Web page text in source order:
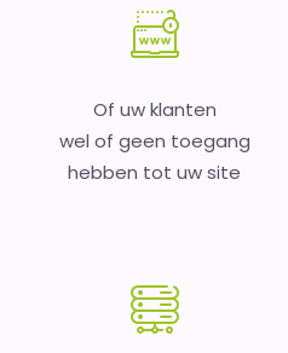
Of uw klanten
wel of geen toegang
hebben tot uw site